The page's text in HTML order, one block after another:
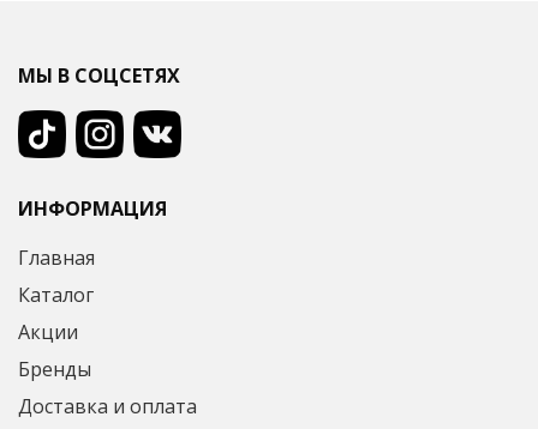
МЫ В СОЦСЕТЯХ
ИНФОРМАЦИЯ
Главная
Каталог
Акции
Бренды
Доставка и оплата